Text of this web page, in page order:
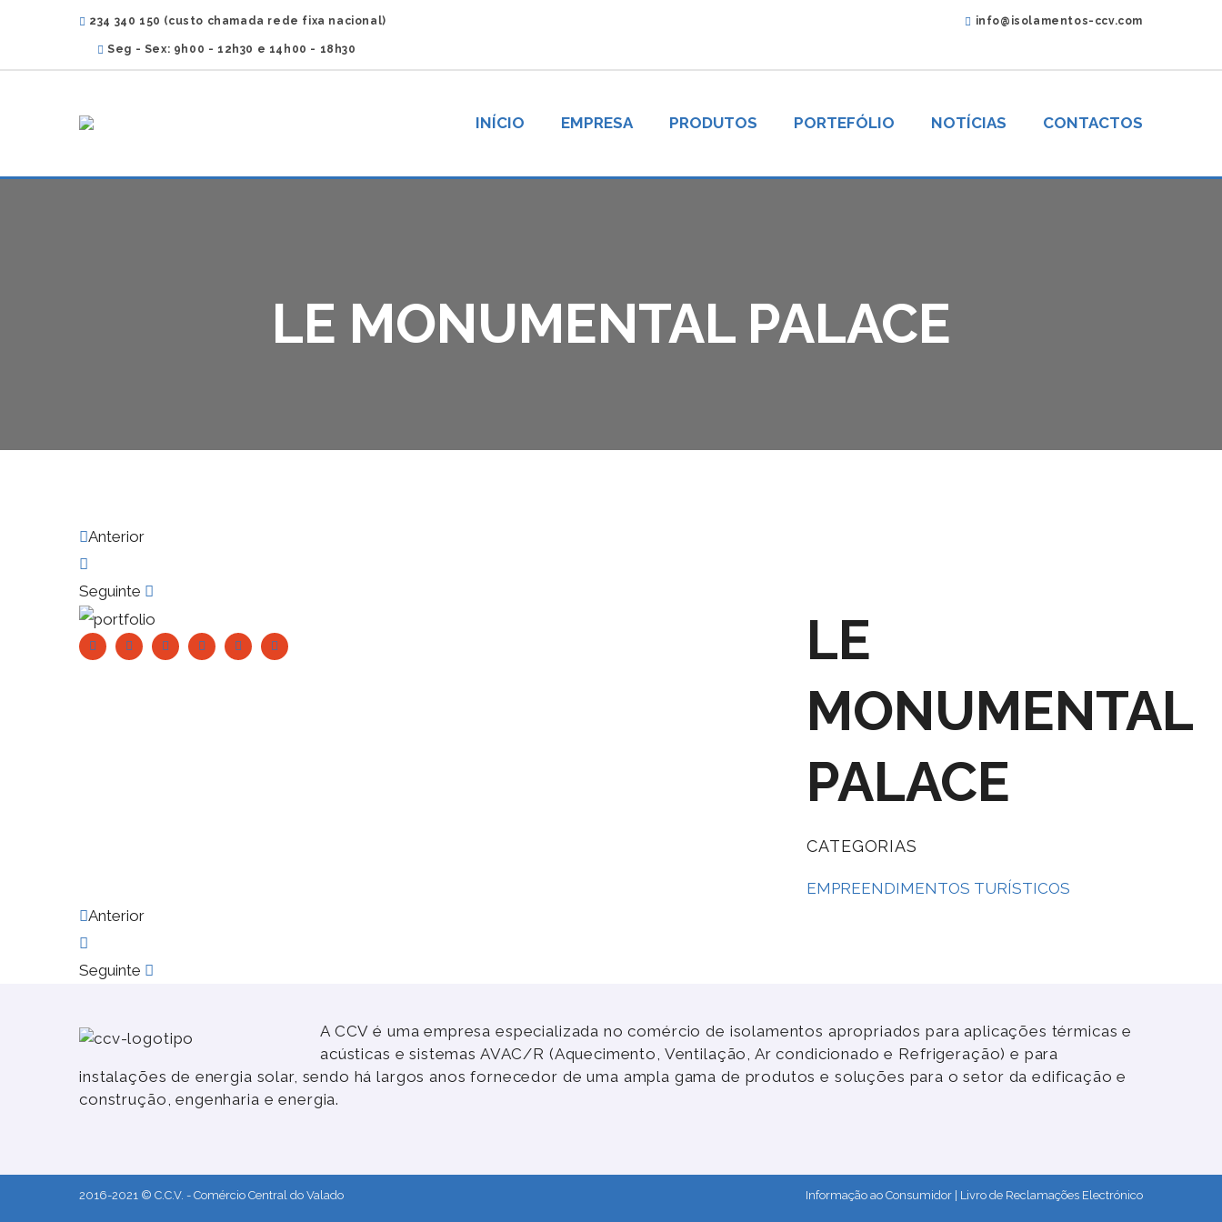
234 340 150 (custo chamada rede fixa nacional)
Seg - Sex: 9h00 - 12h30 e 14h00 - 18h30
info@isolamentos-ccv.com
INÍCIO EMPRESA PRODUTOS PORTEFÓLIO NOTÍCIAS CONTACTOS
LE MONUMENTAL PALACE
Anterior
Seguinte
LE
MONUMENTAL
PALACE
CATEGORIAS
EMPREENDIMENTOS TURÍSTICOS
Anterior
Seguinte
A CCV é uma empresa especializada no comércio de isolamentos apropriados para aplicações térmicas e
acústicas e sistemas AVAC/R (Aquecimento, Ventilação, Ar condicionado e Refrigeração) e para
instalações de energia solar, sendo há largos anos fornecedor de uma ampla gama de produtos e soluções para o setor da edificação e
construção, engenharia e energia.
2016-2021 © C.C.V. - Comércio Central do Valado Informação ao Consumidor Livro de Reclamações Electrónico